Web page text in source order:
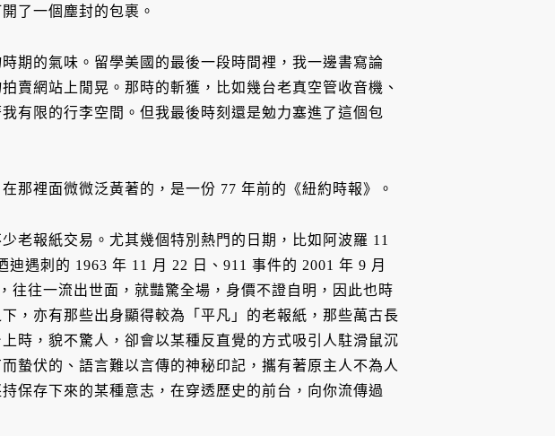
了一個塵封的包裹。
期的氣味。留學美國的最後一段時間裡，我一邊書寫論
賣網站上閒晃。那時的斬獲，比如幾台老真空管收音機、
有限的行李空間。但我最後時刻還是勉力塞進了這個包
那裡面微微泛黃著的，是一份 77 年前的《紐約時報》。
老報紙交易。尤其幾個特別熱門的日期，比如阿波羅 11
遇刺的 1963 年 11 月 22 日、911 事件的 2001 年 9 月
往一流出世面，就豔驚全場，身價不證自明，因此也時
，亦有那些出身顯得較為「平凡」的老報紙，那些萬古長
時，貌不驚人，卻會以某種反直覺的方式吸引人駐滑鼠沉
蟄伏的、語言難以言傳的神秘印記，攜有著原主人不為人
保存下來的某種意志，在穿透歷史的前台，向你流傳過